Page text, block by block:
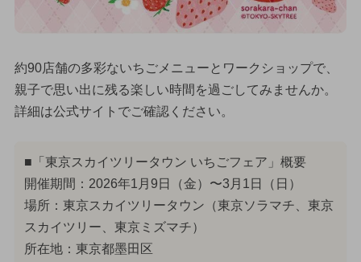
約90店舗の多彩ないちごメニューとワークショップで、
親子で思い出に残る楽しい時間を過ごしてみませんか。
詳細は公式サイトでご確認ください。
■「東京スカイツリータウン いちごフェア」概要
開催期間：2026年1月9日（金）〜3月1日（日）
場所：東京スカイツリータウン（東京ソラマチ、東京
スカイツリー、東京ミズマチ）
所在地：東京都墨田区